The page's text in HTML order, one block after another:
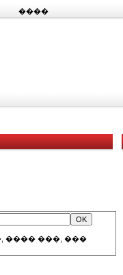
����
���� ���, ���